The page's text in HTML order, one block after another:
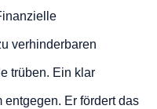
verhinderbaren
trüben. Ein klar
Er fördert das